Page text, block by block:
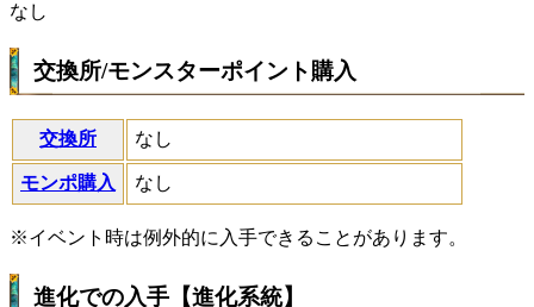
なし
交換所/モンスターポイント購入
交換所 なし
モンポ購入 なし
※イベント時は例外的に入手できることがあります。
進化での入手【進化系統】